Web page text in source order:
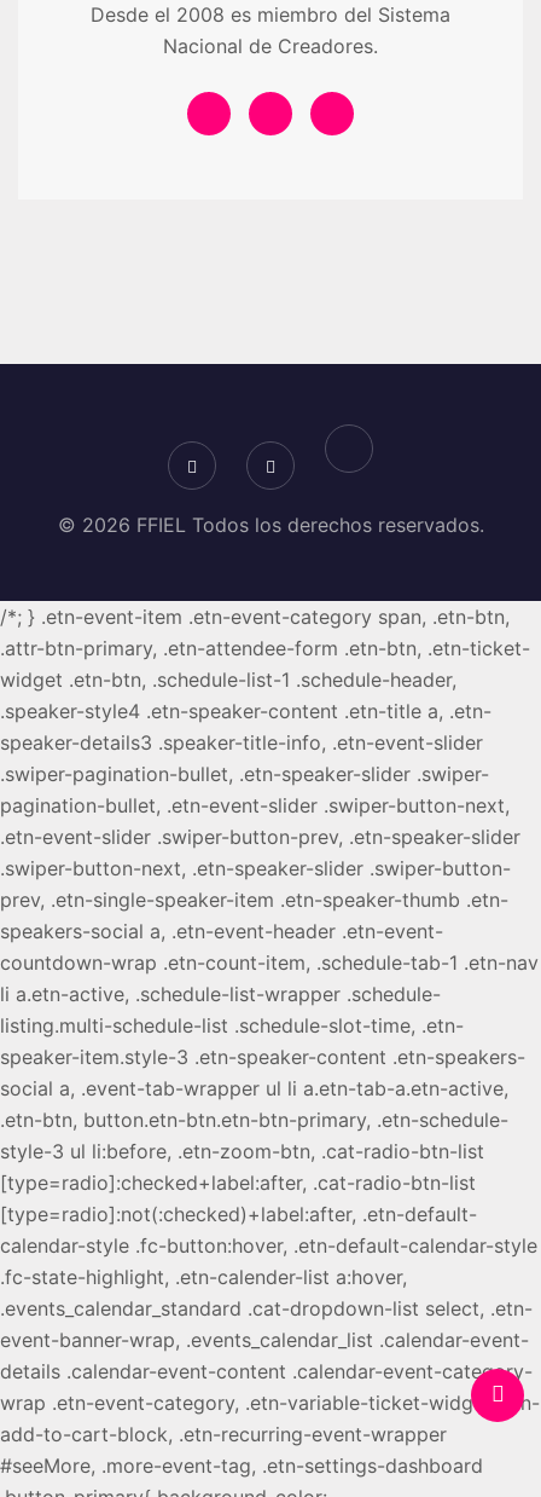
Desde el 2008 es miembro del Sistema
Nacional de Creadores.
© 2026 FFIEL Todos los derechos reservados.
/*; } .etn-event-item .etn-event-category span, .etn-btn,
.attr-btn-primary, .etn-attendee-form .etn-btn, .etn-ticket-
widget .etn-btn, .schedule-list-1 .schedule-header,
.speaker-style4 .etn-speaker-content .etn-title a, .etn-
speaker-details3 .speaker-title-info, .etn-event-slider
.swiper-pagination-bullet, .etn-speaker-slider .swiper-
pagination-bullet, .etn-event-slider .swiper-button-next,
.etn-event-slider .swiper-button-prev, .etn-speaker-slider
.swiper-button-next, .etn-speaker-slider .swiper-button-
prev, .etn-single-speaker-item .etn-speaker-thumb .etn-
speakers-social a, .etn-event-header .etn-event-
countdown-wrap .etn-count-item, .schedule-tab-1 .etn-nav
li a.etn-active, .schedule-list-wrapper .schedule-
listing.multi-schedule-list .schedule-slot-time, .etn-
speaker-item.style-3 .etn-speaker-content .etn-speakers-
social a, .event-tab-wrapper ul li a.etn-tab-a.etn-active,
.etn-btn, button.etn-btn.etn-btn-primary, .etn-schedule-
style-3 ul li:before, .etn-zoom-btn, .cat-radio-btn-list
[type=radio]:checked+label:after, .cat-radio-btn-list
[type=radio]:not(:checked)+label:after, .etn-default-
calendar-style .fc-button:hover, .etn-default-calendar-style
.fc-state-highlight, .etn-calender-list a:hover,
.events_calendar_standard .cat-dropdown-list select, .etn-
event-banner-wrap, .events_calendar_list .calendar-event-
details .calendar-event-content .calendar-event-category-
wrap .etn-event-category, .etn-variable-ticket-widget .etn-
add-to-cart-block, .etn-recurring-event-wrapper
#seeMore, .more-event-tag, .etn-settings-dashboard